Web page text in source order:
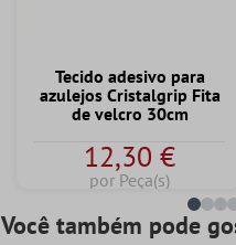
Tecido adesivo para
azulejos Cristalgrip Fita
de velcro 30cm
12,30 €
por Peça(s)
Você também pode